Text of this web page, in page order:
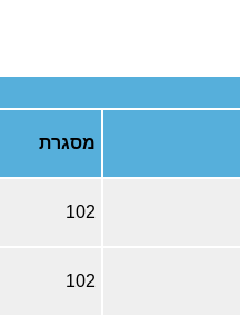
מסגרת
102
102